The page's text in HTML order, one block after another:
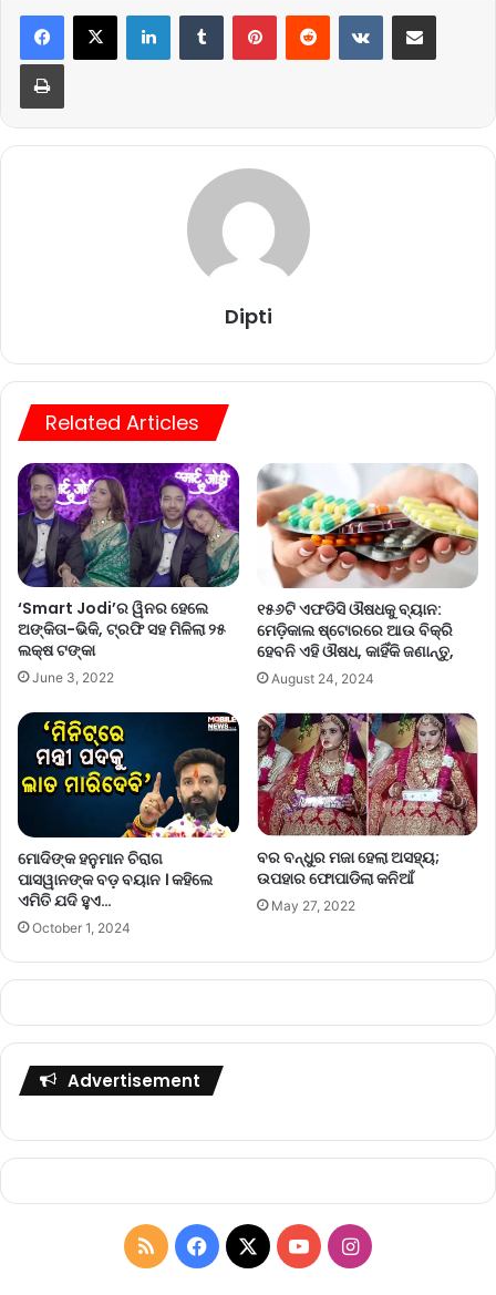
Dipti
Related Articles
‘Smart Jodi’ର ୱିନର ହେଲେ
ଅଙ୍କିତା-ଭିକି, ଟ୍ରଫି ସହ ମିଳିଲା ୨୫
ଲକ୍ଷ ଟଙ୍କା
June 3, 2022
୧୫୬ଟି ଏଫଡିସି ଔଷଧକୁ ବ୍ୟାନ:
ମେଡ଼ିକାଲ ଷ୍ଟୋରରେ ଆଉ ବିକ୍ରି
ହେବନି ଏହି ଔଷଧ, କାହିଁକି ଜଣାନ୍ତୁ,
August 24, 2024
ମୋଦିଙ୍କ ହନୁମାନ ଚିରାଗ
ପାସୱାନଙ୍କ ବଡ଼ ବୟାନ । କହିଲେ
ଏମିତି ଯଦି ହୁଏ…
October 1, 2024
ବର ବନ୍ଧୁର ମଜା ହେଲା ଅସହ୍ୟ;
ଉପହାର ଫୋପାଡିଲା କନିଆଁ
May 27, 2022
Advertisement
R
F
X
Y
I